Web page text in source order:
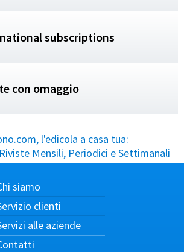
subscriptions
con omaggio
l'edicola a casa tua:
Mensili, Periodici e Settimanali
siamo
clienti
alle aziende